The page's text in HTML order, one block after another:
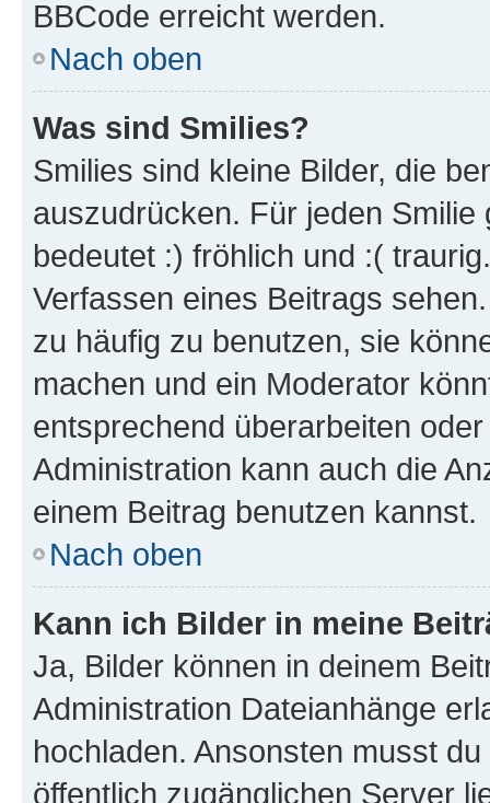
BBCode erreicht werden.
Nach oben
Was sind Smilies?
Smilies sind kleine Bilder, die
auszudrücken. Für jeden
bedeutet :) fröhlich und :(
Verfassen eines Beitrags
zu häufig zu benutzen, sie
machen und ein Moderator
entsprechend überarbeiten
Administration kann auch die
einem Beitrag benutzen kannst.
Nach oben
Kann ich Bilder in meine
Ja, Bilder können in deinem
Administration Dateianhänge
hochladen. Ansonsten musst
öffentlich zugänglichen Server